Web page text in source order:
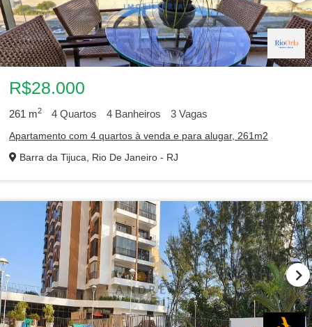
R$28.000
261 m2 4 Quartos 4 Banheiros 3 Vagas
Apartamento com 4 quartos à venda e para alugar, 261m2
Barra da Tijuca, Rio De Janeiro - RJ